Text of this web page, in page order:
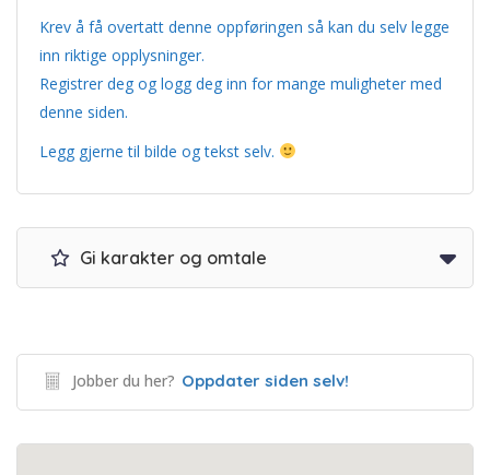
Krev å få overtatt denne oppføringen så kan du selv legge
inn riktige opplysninger.
Registrer deg og logg deg inn for mange muligheter med
denne siden.
Legg gjerne til bilde og tekst selv.
Gi karakter og omtale
Jobber du her? Oppdater siden selv!